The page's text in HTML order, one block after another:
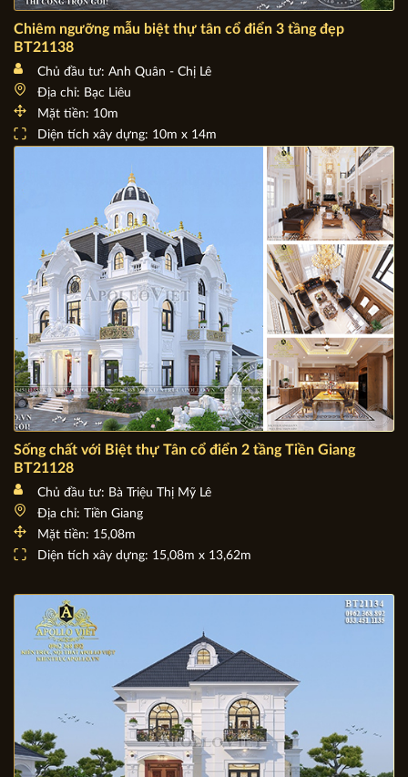
Chiêm ngưỡng mẫu biệt thự tân cổ điển 3 tầng đẹp
BT21138
Chủ đầu tư: Anh Quân - Chị Lê
Địa chỉ: Bạc Liêu
Mặt tiền: 10m
Diện tích xây dựng: 10m x 14m
Sống chất với Biệt thự Tân cổ điển 2 tầng Tiền Giang
BT21128
Chủ đầu tư: Bà Triệu Thị Mỹ Lê
Địa chỉ: Tiền Giang
Mặt tiền: 15,08m
Diện tích xây dựng: 15,08m x 13,62m